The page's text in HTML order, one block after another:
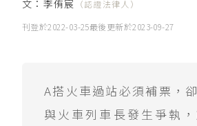
文： 李侑宸
（認證法律人）
刊登於2022-03-25最後更新於2023-09-27
A搭火車過站必須補票，
與火車列車長發生爭執